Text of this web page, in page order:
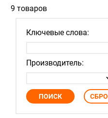
9 товаров
Ключевые слова:
Производитель: